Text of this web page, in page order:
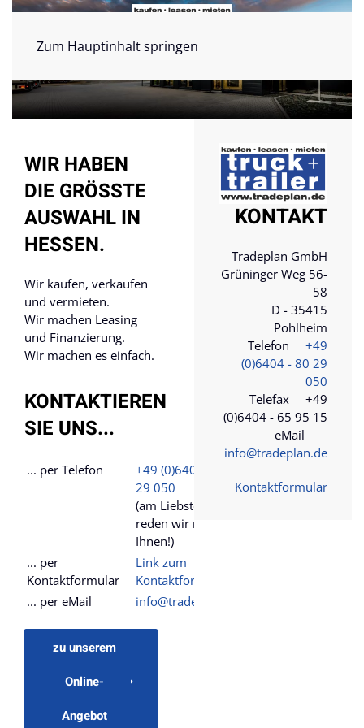
Zum Hauptinhalt springen
WIR HABEN
DIE GRÖSSTE A
USWAHL IN H
ESSEN.
Wir kaufen, verkaufen
und vermieten.
Wir machen Leasing
und Finanzierung.
Wir machen es einfach.
KONTAKTIEREN
SIE UNS...
... per Telefon
+49 (0)6404 - 80
29 050
(am Liebsten
reden wir mit
Ihnen!)
... per
Kontaktformular
Link zum
Kontaktformular
... per eMail
info@tradeplan.de
zu unserem
Online-
Angebot
KONTAKT
Tradeplan GmbH
Grüninger Weg 56-
58
D - 35415
Pohlheim
Telefon +49
(0)6404 - 80 29
050
Telefax +49
(0)6404 - 65 95 15
eMail
info@tradeplan.de
Kontaktformular